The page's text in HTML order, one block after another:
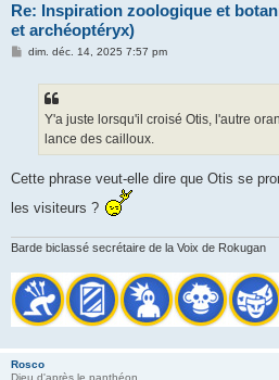
Re: Inspiration zoologique et
et archéoptéryx)
Mdim. déc. 14, 2025 7:57 pm
Y'a juste lorsqu'il croisé Otis, l'autre
lance des cailloux.
Cette phrase veut-elle dire que Otis se
les visiteurs ?
Barde biclassé secrétaire de la Voix de Rokugan
Rosco
Dieu d'après le panthéon